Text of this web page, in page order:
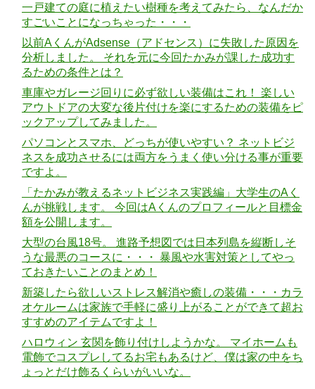
一戸建ての庭に植えたい樹種を考えてみたら、なんだか
すごいことになっちゃった・・・
以前AくんがAdsense（アドセンス）に失敗した原因を
分析しました。 それを元に今回たかみが課した成功す
るための条件とは？
車庫やガレージ回りに必ず欲しい装備はこれ！ 楽しい
アウトドアの大変な後片付けを楽にするための装備をピ
ックアップしてみました。
パソコンとスマホ、どっちが使いやすい？ ネットビジ
ネスを成功させるには両方をうまく使い分ける事が重要
ですよ。
「たかみが教えるネットビジネス実践編」大学生のAく
んが挑戦します。 今回はAくんのプロフィールと目標金
額を公開します。
大型の台風18号。 進路予想図では日本列島を縦断しそ
うな最悪のコースに・・・ 暴風や水害対策としてやっ
ておきたいことのまとめ！
新築したら欲しいストレス解消や癒しの装備・・・カラ
オケルームは家族で手軽に盛り上がることができて超お
すすめのアイテムですよ！
ハロウィン 玄関を飾り付けしようかな。 マイホームも
電飾でコスプレしてるお宅もあるけど、僕は家の中をち
ょっとだけ飾るくらいがいいな。